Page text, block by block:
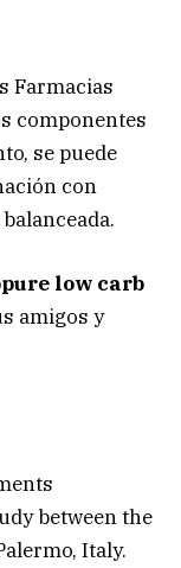
Farmacias
componentes
se puede
con
low carb
amigos y
between the
Italy.